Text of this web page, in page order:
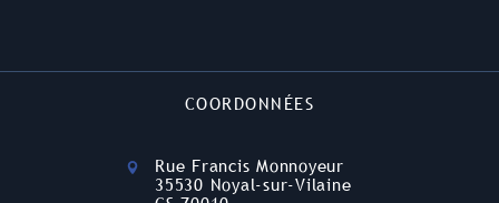
COORDONNÉES
Rue Francis Monnoyeur
35530 Noyal-sur-Vilaine